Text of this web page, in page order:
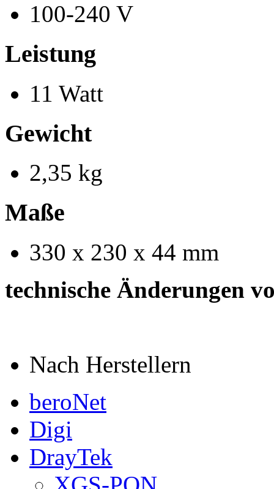
100-240 V
Leistung
11 Watt
Gewicht
2,35 kg
Maße
330 x 230 x 44 mm
technische Änderungen
Nach Herstellern
beroNet
Digi
DrayTek